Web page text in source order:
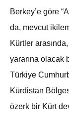
Berkey’e göre
da, mevcut
Kürtler
yararına olacak
Türkiye
Kürdistan
özerk bir Kürt